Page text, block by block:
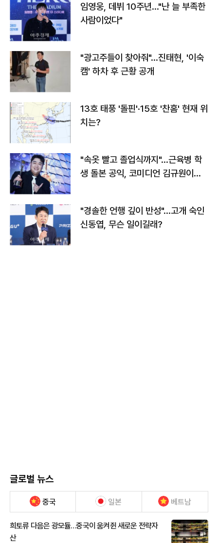
임영웅, 데뷔 10주년…"난 늘 부족한
사람이었다"
"광고주들이 찾아줘"…진태현, '이숙
캠' 하차 후 근황 공개
13호 태풍 '돌핀'·15호 '찬홈' 현재 위
치는?
"속옷 빨고 졸업식까지"…근육병 학
생 돌본 공익, 코미디언 김규원이었
"경솔한 언행 깊이 반성"…고개 숙인
신동엽, 무슨 일이길래?
글로벌 뉴스
중국 일본 베트남
희토류 다음은 광모듈…중국이 움켜쥔 새로운 전략자
산